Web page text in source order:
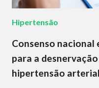
Hipertensão
Consenso
para a
hipertensão arterial